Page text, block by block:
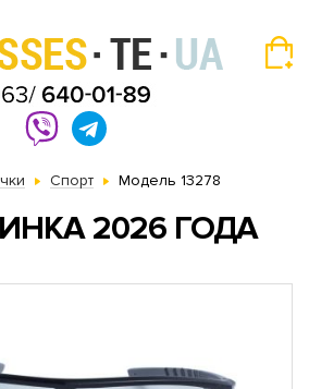
Спорт Модель 13278
2026 ГОДА